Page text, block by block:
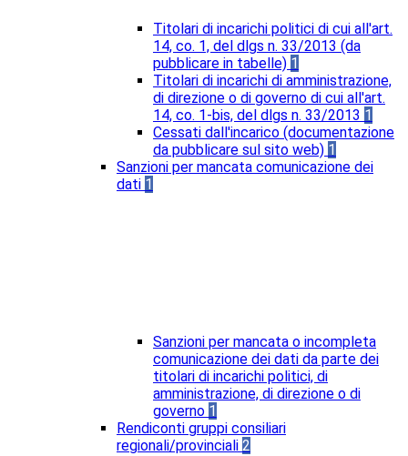
Titolari di incarichi politici di cui all'art.
14, co. 1, del dlgs n. 33/2013 (da
pubblicare in tabelle) 1
Titolari di incarichi di amministrazione,
di direzione o di governo di cui all'art.
14, co. 1-bis, del dlgs n. 33/2013 1
Cessati dall'incarico (documentazione
da pubblicare sul sito web) 1
Sanzioni per mancata comunicazione dei
dati 1
Sanzioni per mancata o incompleta
comunicazione dei dati da parte dei
titolari di incarichi politici, di
amministrazione, di direzione o di
governo 1
Rendiconti gruppi consiliari
regionali/provinciali 2